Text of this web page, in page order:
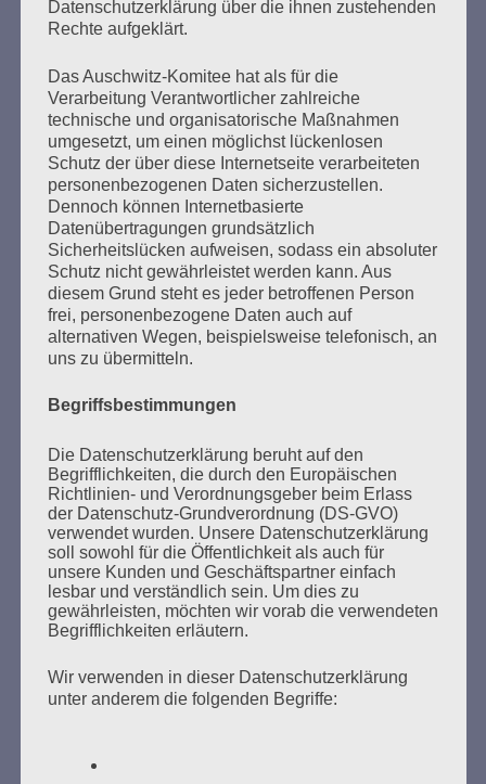
Seitennummerierung
der
Beiträge
Zurück 3 Weiter
Ich werd’ so lange singen, bis es keine Nazis mehr
auf der Welt gibt.
Esther Bejarano
SUCHEN
NACH:
Datenschutzerklärung über die ihnen zustehenden
Rechte aufgeklärt.
Das Auschwitz-Komitee hat als für die
Verarbeitung Verantwortlicher zahlreiche
technische und organisatorische Maßnahmen
umgesetzt, um einen möglichst lückenlosen
Schutz der über diese Internetseite verarbeiteten
personenbezogenen Daten sicherzustellen.
Dennoch können Internetbasierte
Datenübertragungen grundsätzlich
Sicherheitslücken aufweisen, sodass ein absoluter
Schutz nicht gewährleistet werden kann. Aus
diesem Grund steht es jeder betroffenen Person
frei, personenbezogene Daten auch auf
alternativen Wegen, beispielsweise telefonisch, an
uns zu übermitteln.
Begriffsbestimmungen
Die Datenschutzerklärung beruht auf den
Begrifflichkeiten, die durch den Europäischen
Richtlinien- und Verordnungsgeber beim Erlass
der Datenschutz-Grundverordnung (DS-GVO)
verwendet wurden. Unsere Datenschutzerklärung
soll sowohl für die Öffentlichkeit als auch für
unsere Kunden und Geschäftspartner einfach
lesbar und verständlich sein. Um dies zu
gewährleisten, möchten wir vorab die verwendeten
Begrifflichkeiten erläutern.
Wir verwenden in dieser Datenschutzerklärung
unter anderem die folgenden Begriffe: